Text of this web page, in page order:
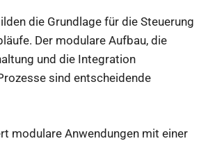
die Grundlage für die Steuerung
Der modulare Aufbau, die
und die Integration
sind entscheidende
modulare Anwendungen mit einer